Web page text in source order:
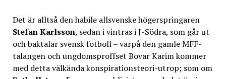
Det är alltså den habile allsvenske högerspringaren
Stefan Karlsson, sedan i vintras i J-Södra, som går ut
och baktalar svensk fotboll – varpå den gamle MFF-
talangen och ungdomsproffset Bovar Karim kommer
med detta välkända konspirationsteori-utrop; som om